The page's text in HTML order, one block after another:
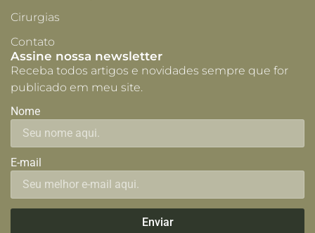
Cirurgias
Contato
Assine nossa newsletter
Receba todos artigos e novidades sempre que for
publicado em meu site.
Nome
E-mail
Enviar
Voltar